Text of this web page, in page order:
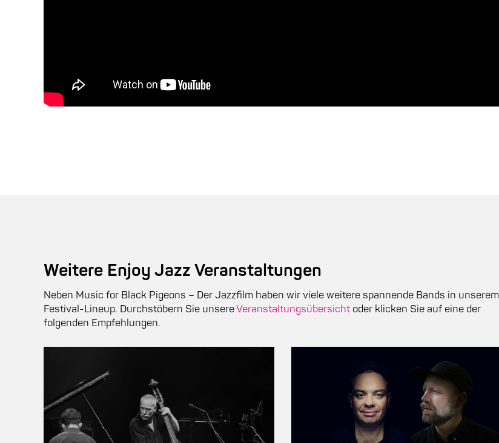
Weitere Enjoy Jazz Veranstaltungen
Neben Music for Black Pigeons – Der Jazzfilm haben wir viele weitere spannende Bands in unserem
Festival-Lineup. Durchstöbern Sie unsereVeranstaltungsübersicht oder klicken Sie auf eine der
folgenden Empfehlungen.